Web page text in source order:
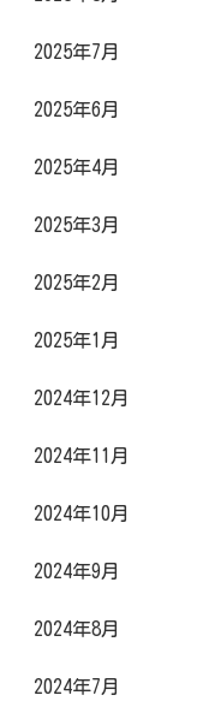
2025年7月
2025年6月
2025年4月
2025年3月
2025年2月
2025年1月
2024年12月
2024年11月
2024年10月
2024年9月
2024年8月
2024年7月